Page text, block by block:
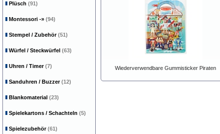
Wiederverwendbare Gummisticker Piraten
Plüsch (91)
Montessori -» (94)
Stempel / Zubehör(51)
Würfel / Steckwürfel (63)
Uhren / Timer(7)
Sanduhren / Buzzer(12)
Blankomaterial (23)
Spielekartons / Schachteln (5)
Spielezubehör(61)